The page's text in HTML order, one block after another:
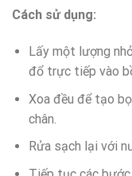
Cách sử dụng:
Lấy một lượng
đổ trực tiếp vào
Xoa đều để tạo
chân.
Rửa sạch lại với